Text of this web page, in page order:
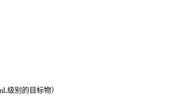
级别的目标物）